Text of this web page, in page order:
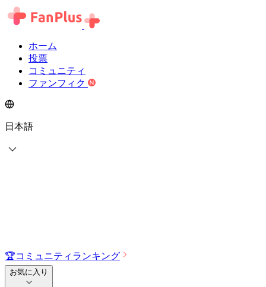
ホーム
投票
コミュニティ
ファンフィク
日本語
🏆コミュニティランキング
お気に入り